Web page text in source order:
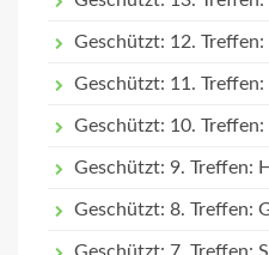
Geschützt: 12.
Geschützt: 11. Treffen:
Geschützt: 10. Treffen:
Geschützt: 9. Treffen:
Geschützt: 8. Treffen: